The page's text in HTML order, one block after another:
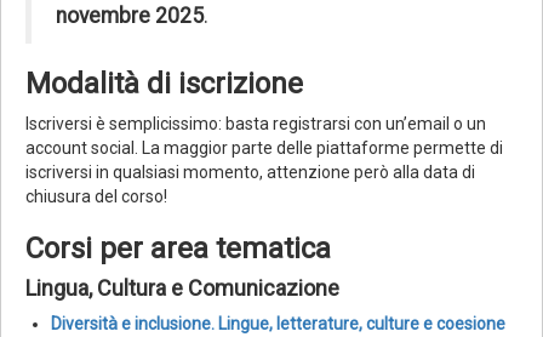
novembre 2025.
Modalità di iscrizione
Iscriversi è semplicissimo: basta registrarsi con un’email o un
account social. La maggior parte delle piattaforme permette di
iscriversi in qualsiasi momento, attenzione però alla data di
chiusura del corso!
Corsi per area tematica
Lingua, Cultura e Comunicazione
Diversità e inclusione. Lingue, letterature, culture e coesione